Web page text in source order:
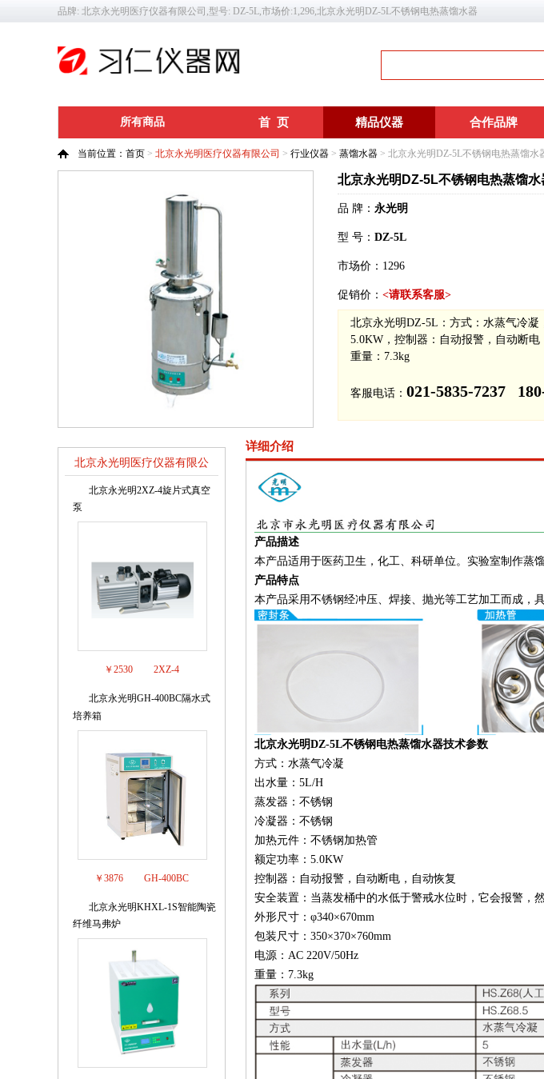
品牌: 北京永光明医疗仪器有限公司,型号: DZ-5L,市场价:1,296,北京永光明DZ-5L不锈钢电热蒸馏水器
所有商品 首 页 精品仪器 合作品牌
当前位置： 首页 > 北京永光明医疗仪器有限公司 > 行业仪器 > 蒸馏水器 > 北京永光明DZ-5L不锈钢电热蒸馏水
北京永光明DZ-5L不锈钢电热蒸馏水
品 牌： 永光明
型 号： DZ-5L
市场价： 1296
促销价： <请联系客服>
北京永光明DZ-5L：方式：水蒸气冷凝
5.0KW，控制器：自动报警，自动断电
重量：7.3kg
客服电话： 021-5835-7237
北京永光明医疗仪器有限公
销售排行榜
北京永光明2XZ-4旋片式真空
泵
￥2530 2XZ-4
北京永光明GH-400BC隔水式
培养箱
￥3876 GH-400BC
北京永光明KHXL-1S智能陶瓷
纤维马弗炉
详细介绍
产品描述
本产品适用于医药卫生，化工、科研单位。实验室制作蒸馏
产品特点
本产品采用不锈钢经冲压、焊接、抛光等工艺加工而成，
北京永光明DZ-5L不锈钢电热蒸馏水器技术参数
方式：水蒸气冷凝
出水量：5L/H
蒸发器：不锈钢
冷凝器：不锈钢
加热元件：不锈钢加热管
额定功率：5.0KW
控制器：自动报警，自动断电，自动恢复
安全装置：当蒸发桶中的水低于警戒水位时，它会报警，
外形尺寸：φ340×670mm
包装尺寸：350×370×760mm
电源：AC 220V/50Hz
重量：7.3kg